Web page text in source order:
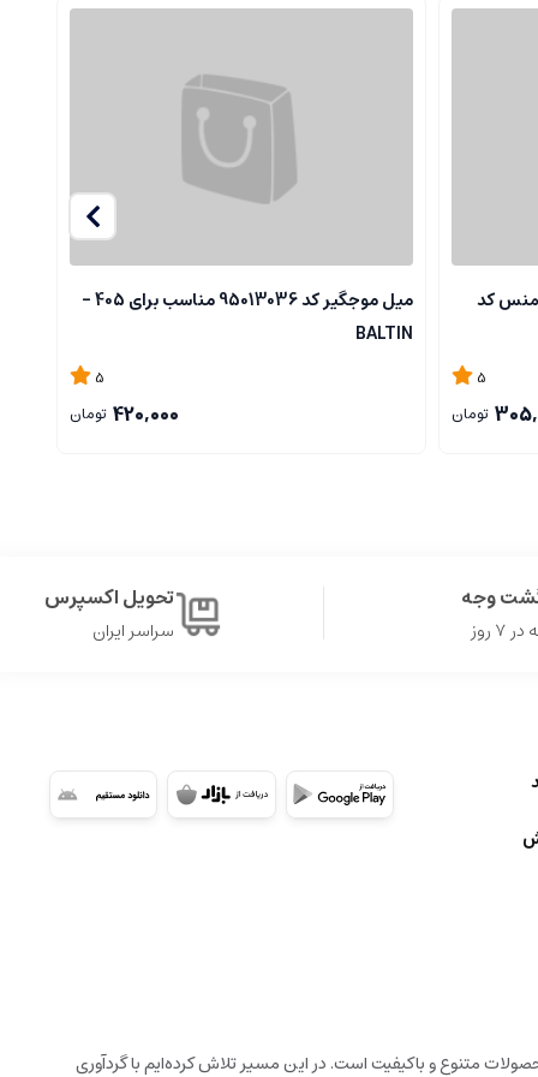
کد
5
تومان
میل موجگیر کد 95013036 مناسب برای 405 -
BALTIN
5
420,000 تومان
وجه
روز
تحویل اکسپرس
سراسر ایران
متنوع و باکیفیت است. در این مسیر تلاش کرده‌ایم با گردآوری